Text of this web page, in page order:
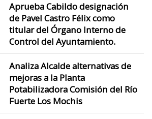
Aprueba Cabildo designación
de Pavel Castro Félix como
titular del Órgano Interno de
Control del Ayuntamiento.
Analiza Alcalde alternativas de
mejoras a la Planta
Potabilizadora Comisión del Río
Fuerte Los Mochis